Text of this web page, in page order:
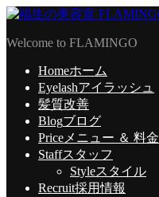
Welcome to FLAMINGO
Homeホーム
Eyelashアイラッシュ
髪質改善
Blogブログ
Price メニュー ＆ 料金
Staffスタッフ
Styleスタイル
Recruit採用情報